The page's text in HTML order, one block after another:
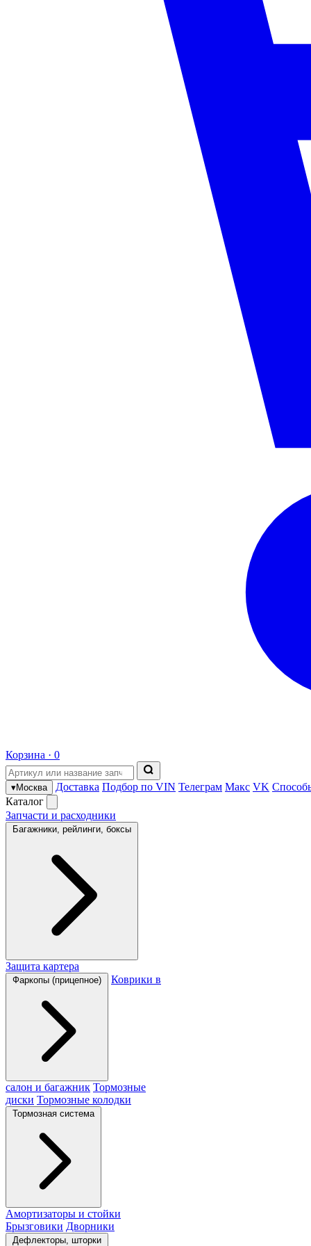
Корзина · 0
▾Москва Доставка Подбор по VIN Телеграм Макс VK
Каталог
Запчасти и расходники
Багажники, рейлинги, боксы
Защита картера
Фаркопы (прицепное) Коврики в
салон и багажник Тормозные
диски Тормозные колодки
Тормозная система
Амортизаторы и стойки
Брызговики Дворники
Дефлекторы, шторки